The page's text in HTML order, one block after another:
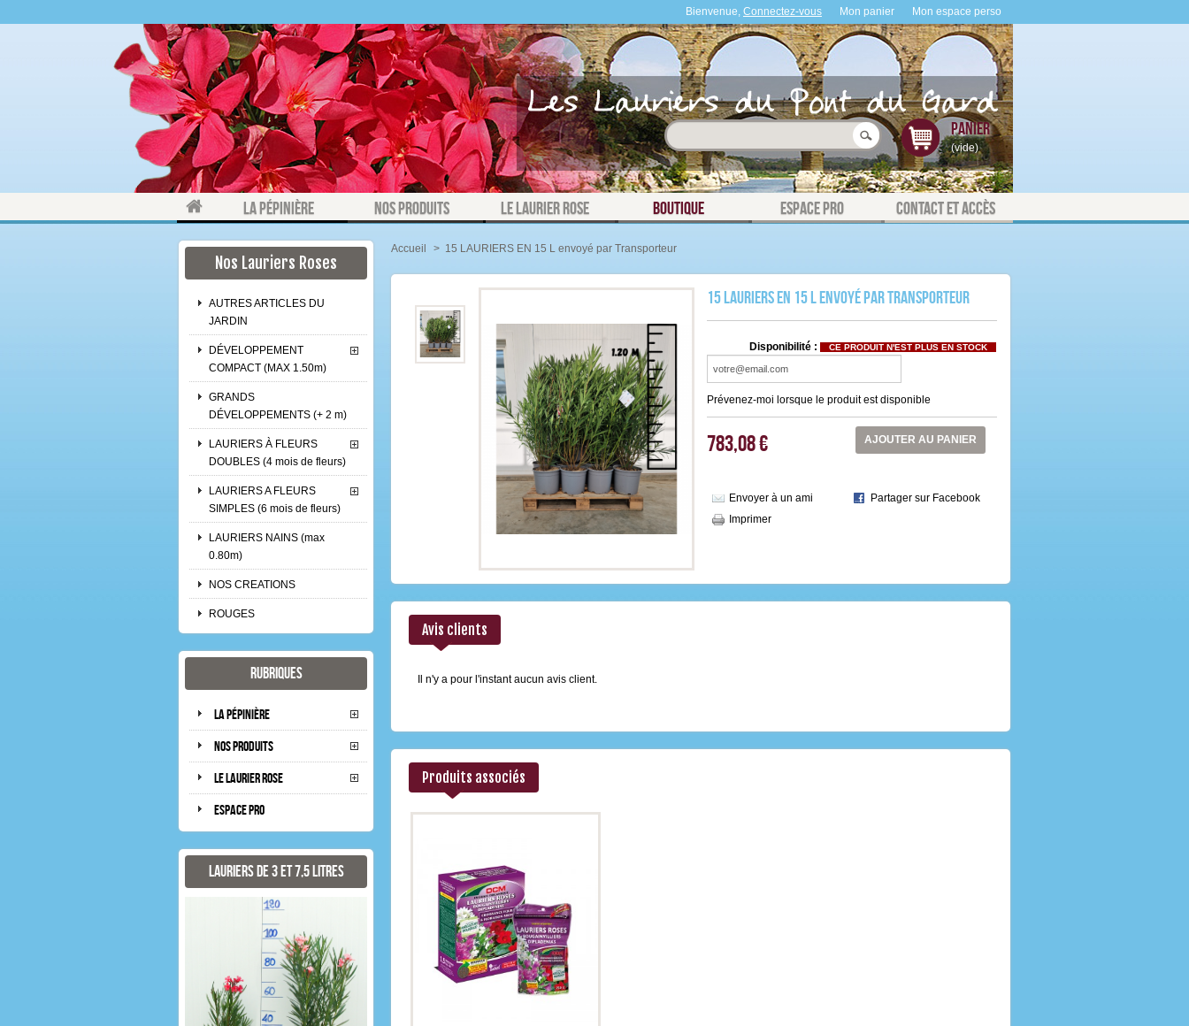
Bienvenue, Connectez-vous Mon panier Mon espace perso
Panier
(vide)
La pépinière Nos Produits Le laurier rose Boutique Espace Pro Contact et accès
Nos Lauriers Roses
AUTRES ARTICLES DU
JARDIN
DÉVELOPPEMENT
COMPACT (MAX 1.50m)
GRANDS
DÉVELOPPEMENTS (+ 2 m)
LAURIERS À FLEURS
DOUBLES (4 mois de fleurs)
LAURIERS A FLEURS
SIMPLES (6 mois de fleurs)
LAURIERS NAINS (max
0.80m)
NOS CREATIONS
ROUGES
Rubriques
La pépinière
Nos produits
Le laurier rose
Espace pro
Lauriers de 3 et 7,5 litres
Accueil > 15 LAURIERS EN 15 L envoyé par Transporteur
15 LAURIERS EN 15 L envoyé par Transporteur
Disponibilité : CE PRODUIT N'EST PLUS EN STOCK
Prévenez-moi lorsque le produit est disponible
783,08 € AJOUTER AU PANIER
Envoyer à un ami
Partager sur Facebook
Imprimer
Avis clients
Il n'y a pour l'instant aucun avis client.
Produits associés